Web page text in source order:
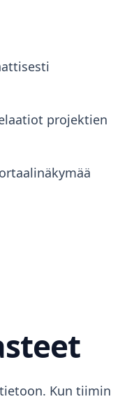
projektien
Kun tiimin